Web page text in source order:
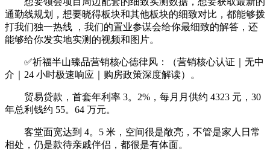
通勤线规划，想要晓得板块和其他板块的细致对比，都能够拨
打我们独一热线 ，我们的置业参谋会给你最细致的解答，还
能够给你发实地实测的视频和图片。
✅祈福半山臻品营销核心德律风：（营销核心认证｜无中
介｜24 小时极速响应｜购房政策深度解读）。
贸易贷款，首套年利率 3。2%，每月月供约 4323 元，30
年总利钱约 55。64 万元。
客堂面宽达到 4。5 米，空间很是敞亮，不管是家人日常
相处，仍是款待亲戚伴侣，都很是有体面。